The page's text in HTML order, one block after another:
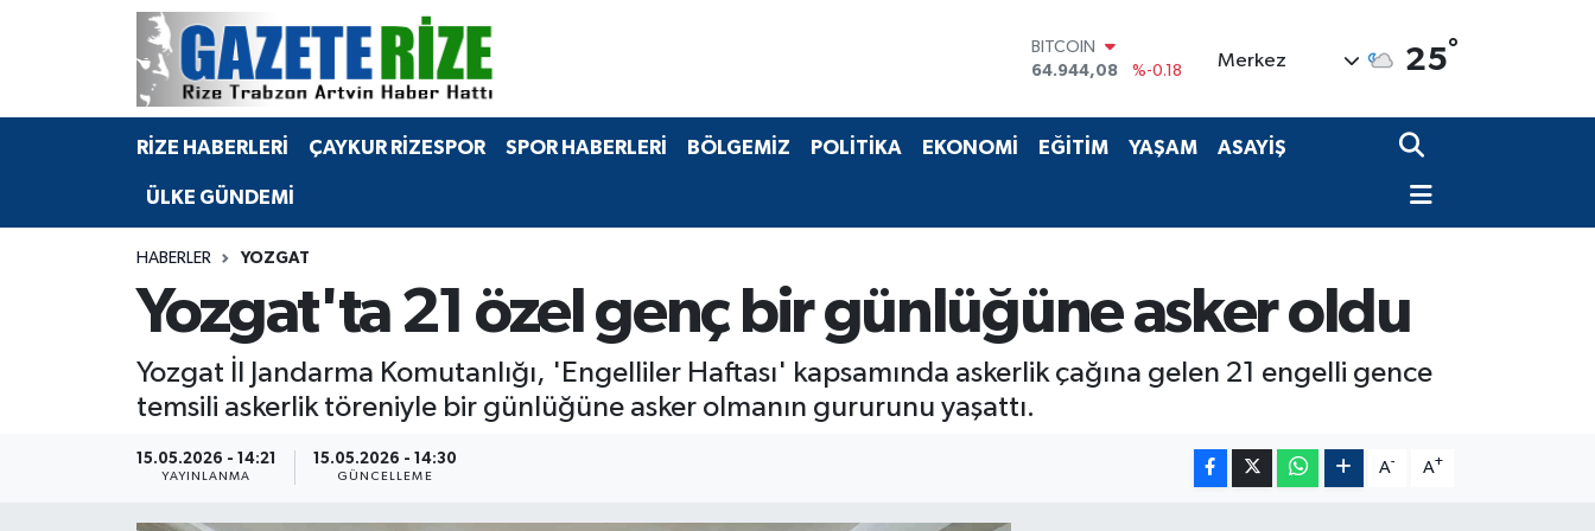
BITCOIN
64.944,08
%-0.18
47,7436
%0.18
EURO
13.779
%-14
Merkez 25°
RİZE HABERLERİ ÇAYKUR RİZESPOR SPOR HABERLERİ BÖLGEMİZ POLİTİKA EKONOMİ EĞİTİM YAŞAM ASAYİŞ
ÜLKE GÜNDEMİ
HABERLER YOZGAT
Yozgat'ta 21 özel genç bir günlüğüne asker oldu
Yozgat İl Jandarma Komutanlığı, 'Engelliler Haftası' kapsamında askerlik çağına gelen 21 engelli gence
temsili askerlik töreniyle bir günlüğüne asker olmanın gururunu yaşattı.
15.05.2026 - 14:21
YAYINLANMA
15.05.2026 - 14:30
GÜNCELLEME
A- A+
BÖLGEMİZ
Bilim Teknoloji
Advertising news
Merkez Nöbetçi Eczaneler
Merkez Hava Durumu
Merkez Trafik Yoğunluk Haritası
Tüm Manşetler
Son Dakika Haberleri
Haber Arşivi